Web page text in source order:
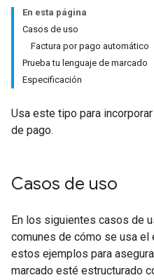
En esta página
Casos de uso
Factura por pago automático
Prueba tu lenguaje de marcado
Especificación
Usa este tipo para
de pago.
Casos de uso
En los siguientes casos de
comunes de cómo se usa el
estos ejemplos para
marcado esté estructurado